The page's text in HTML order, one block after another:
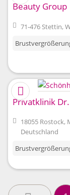
Beauty Group
71-476 Stettin,
Privatklinik
18055 Rostock,
Deutschland